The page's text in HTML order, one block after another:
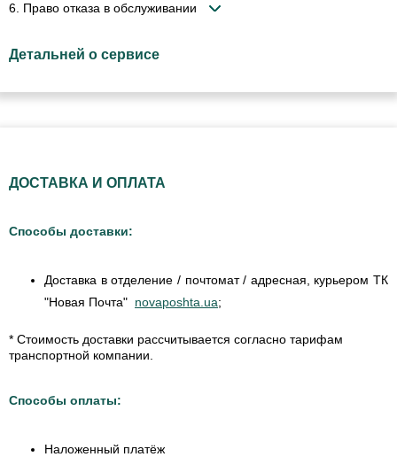
6. Право отказа в обслуживании
Детальней о сервисе
ДОСТАВКА И ОПЛАТА
Способы доставки:
Доставка в отделение / почтомат / адресная, курьером ТК
"Новая Почта" novaposhta.ua;
* Стоимость доставки рассчитывается согласно тарифам
транспортной компании.
Способы оплаты:
Наложенный платёж